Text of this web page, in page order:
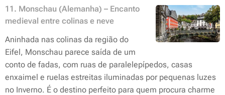
11. Monschau (Alemanha) – Encanto
medieval entre colinas e neve
Aninhada nas colinas da região do
Eifel, Monschau parece saída de um
conto de fadas, com ruas de paralelepípedos, casas
enxaimel e ruelas estreitas iluminadas por pequenas luzes
no Inverno. É o destino perfeito para quem procura charme